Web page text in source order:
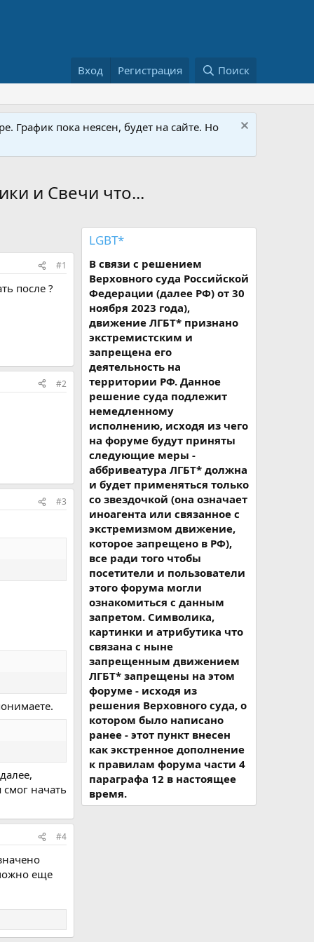
Вход Регистрация Поиск
График пока неясен, будет на сайте. Но
и Свечи что...
#1
после ?
#2
#3
начать
#4
еще
LGBT*
В связи с решением
Верховного суда Российской
Федерации (далее РФ) от 30
ноября 2023 года),
движение ЛГБТ* признано
экстремистским и
запрещена его
деятельность на
территории РФ. Данное
решение суда подлежит
немедленному
исполнению, исходя из чего
на форуме будут приняты
следующие меры -
аббривеатура ЛГБТ* должна
и будет применяться только
со звездочкой (она означает
иноагента или связанное с
экстремизмом движение,
которое запрещено в РФ),
все ради того чтобы
посетители и пользователи
этого форума могли
ознакомиться с данным
запретом. Символика,
картинки и атрибутика что
связана с ныне
запрещенным движением
ЛГБТ* запрещены на этом
форуме - исходя из
решения Верховного суда, о
котором было написано
ранее - этот пункт внесен
как экстренное дополнение
к правилам форума части 4
параграфа 12 в настоящее
время.